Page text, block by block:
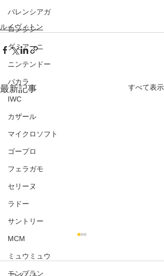
バレンシアガ
ロンジン
ダミアーニ
ニンテンドー
バカラ
IWC
カザール
マイクロソフト
ゴープロ
フェラガモ
セリーヌ
ラドー
サントリー
MCM
ミュウミュウ
モンブラン
ルイヴィトン
最新記事 すべて表示